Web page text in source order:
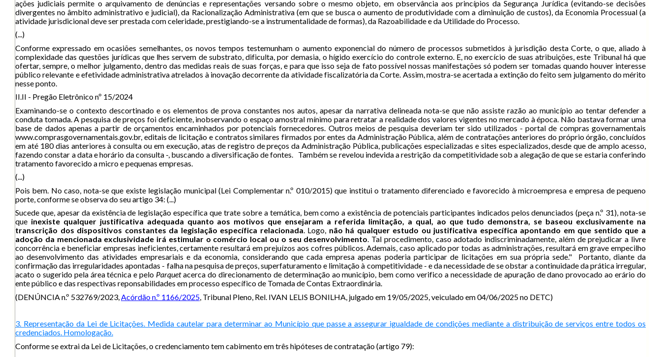
ações judiciais permite o arquivamento de denúncias e representações versando sobre o mesmo objeto, em observância aos princípios da Segurança Jurídica (evitando-se decisões
divergentes no âmbito administrativo e judicial), da Racionalização Administrativa (em que se busca o aumento de produtividade com a diminuição de custos), da Economia Processual (a
atividade jurisdicional deve ser prestada com celeridade, prestigiando-se a instrumentalidade de formas), da Razoabilidade e da Utilidade do Processo.
(...)
Conforme expressado em ocasiões semelhantes, os novos tempos testemunham o aumento exponencial do número de processos submetidos à jurisdição desta Corte, o que, aliado à
complexidade das questões jurídicas que lhes servem de substrato, dificulta, por demasia, o hígido exercício do controle externo. E, no exercício de suas atribuições, este Tribunal há que
ofertar, sempre, o melhor julgamento, dentro das medidas reais de suas forças, e para que isso seja de fato possível nossas manifestações só podem ser tomadas quando houver interesse
público relevante e efetividade administrativa atrelados à inovação decorrente da atividade fiscalizatória da Corte. Assim, mostra-se acertada a extinção do feito sem julgamento do mérito
nesse ponto.
II.II - Pregão Eletrônico nº 15/2024
Examinando-se o contexto descortinado e os elementos de prova constantes nos autos, apesar da narrativa delineada nota-se que não assiste razão ao município ao tentar defender a
conduta tomada. A pesquisa de preços foi deficiente, inobservando o espaço amostral mínimo para retratar a realidade dos valores vigentes no mercado à época. Não bastava formar uma
base de dados apenas a partir de orçamentos encaminhados por potenciais fornecedores. Outros meios de pesquisa deveriam ter sido utilizados - portal de compras governamentais
www.comprasgovernamentais.gov.br, editais de licitação e contratos similares firmados por entes da Administração Pública, além de contratações anteriores do próprio órgão, concluídos
em até 180 dias anteriores à consulta ou em execução, atas de registro de preços da Administração Pública, publicações especializadas e sites especializados, desde que de amplo acesso,
fazendo constar a data e horário da consulta -, buscando a diversificação de fontes. Também se revelou indevida a restrição da competitividade sob a alegação de que se estaria conferindo
tratamento favorecido a micro e pequenas empresas.
(...)
Pois bem. No caso, nota-se que existe legislação municipal (Lei Complementar n.º 010/2015) que institui o tratamento diferenciado e favorecido à microempresa e empresa de pequeno
porte, conforme se observa do seu artigo 34: (...)
Sucede que, apesar da existência de legislação específica que trate sobre a temática, bem como a existência de potenciais participantes indicados pelos denunciados (peça n.º 31), nota-se
que inexiste qualquer justificativa adequada quanto aos motivos que ensejaram a referida limitação, a qual, ao que tudo demonstra, se baseou exclusivamente na
transcrição dos dispositivos constantes da legislação específica relacionada. Logo, não há qualquer estudo ou justificativa específica apontando em que sentido que a
adoção da mencionada exclusividade irá estimular o comércio local ou o seu desenvolvimento. Tal procedimento, caso adotado indiscriminadamente, além de prejudicar a livre
concorrência e beneficiar empresas ineficientes, certamente resultará em prejuízos aos cofres públicos. Ademais, caso aplicado por todas as administrações, resultará em grave empecilho
ao desenvolvimento das atividades empresariais e da economia, considerando que cada empresa apenas poderia participar de licitações em sua própria sede." Portanto, diante da
confirmação das irregularidades apontadas - falha na pesquisa de preços, superfaturamento e limitação à competitividade - e da necessidade de se obstar a continuidade da prática irregular,
acato o sugerido pela área técnica e pelo Parquetacerca do direcionamento de determinação ao município, bem como verifico a necessidade de apuração de dano provocado ao erário do
ente público e das respectivas reponsabilidades em processo específico de Tomada de Contas Extraordinária.
(DENÚNCIA n.º 532769/2023, Acórdão n.º 1166/2025 , Tribunal Pleno, Rel. IVAN LELIS BONILHA, julgado em 19/05/2025, veiculado em 04/06/2025 no DETC)
3. Representação da Lei de Licitações. Medida cautelar para determinar ao Município que passe a assegurar igualdade de condições mediante a distribuição de serviços entre todos os
credenciados. Homologação.
Conforme se extrai da Lei de Licitações, o credenciamento tem cabimento em três hipóteses de contratação (artigo 79):